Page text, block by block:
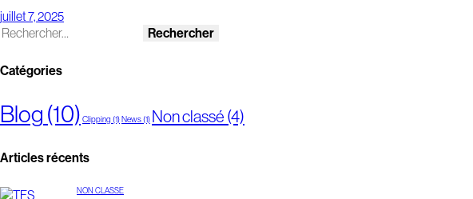
juillet 7, 2025
Catégories
Blog(10) Clipping (1)News(1) Non classé(4)
Articles récents
NON CLASSÉ